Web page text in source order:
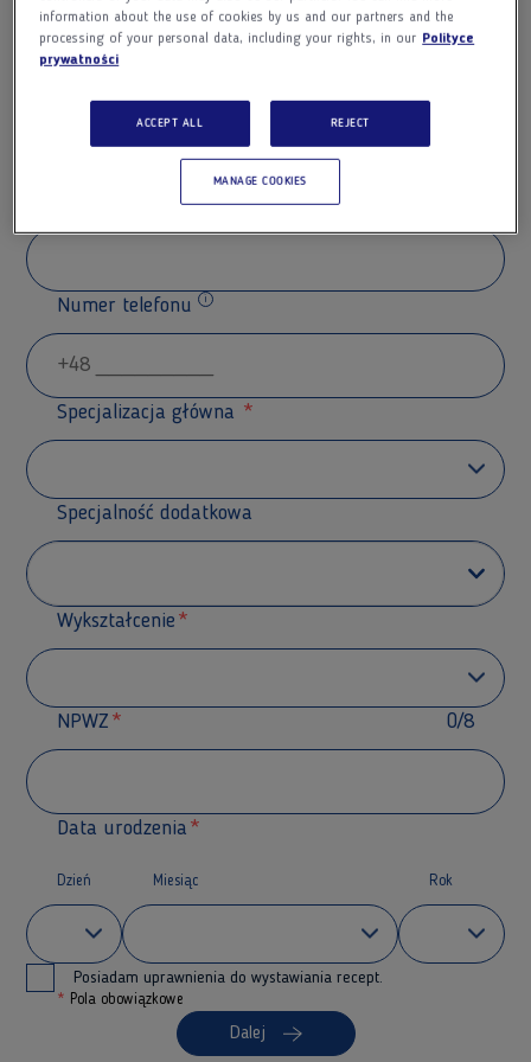
Numer telefonu
Specjalizacja główna
Specjalność dodatkowa
Wykształcenie
NPWZ 0/8
Data urodzenia
Dzień Miesiąc Rok
Posiadam uprawnienia do wystawiania recept.
* Pola obowiązkowe
Dalej
information about the use of cookies by us and our partners and the
processing of your personal data, including your rights, in our Polityce
prywatności
ACCEPT ALL REJECT
MANAGE COOKIES